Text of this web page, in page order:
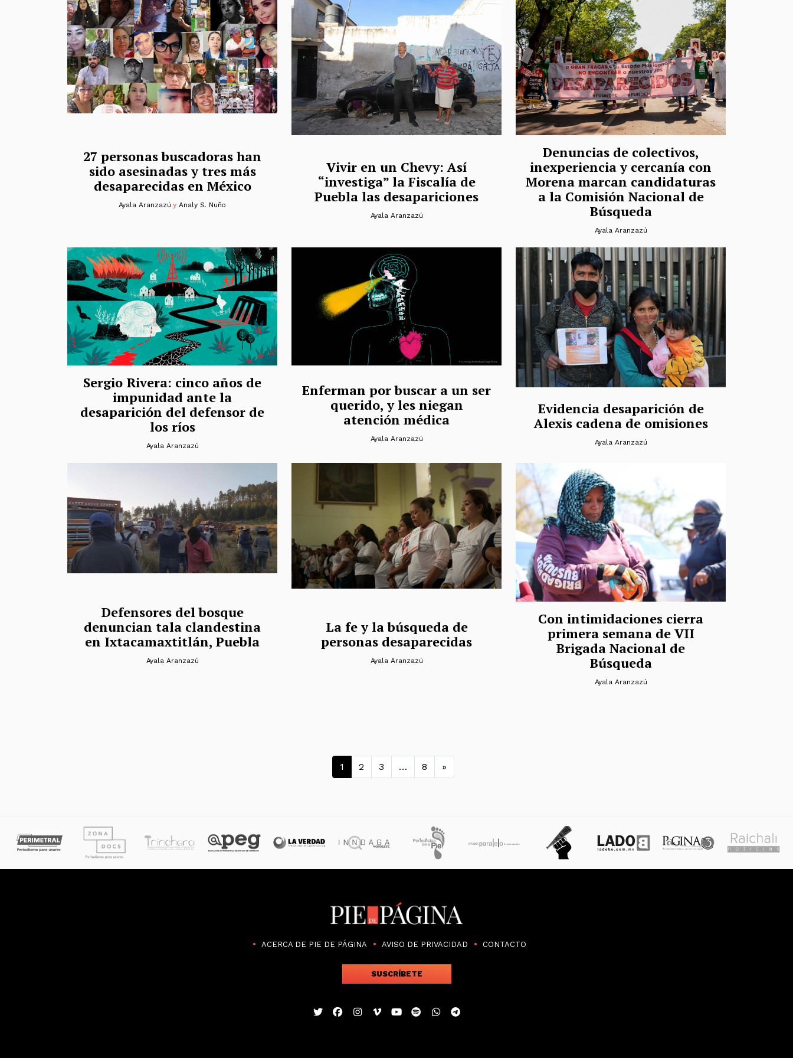
27 personas buscadoras han
sido asesinadas y tres más
desaparecidas en México
Ayala Aranzazú yAnaly S. Nuño
Vivir en un Chevy: Así
“investiga” la Fiscalía de
Puebla las desapariciones
Ayala Aranzazú
Denuncias de colectivos,
inexperiencia y cercanía con
Morena marcan candidaturas
a la Comisión Nacional de
Búsqueda
Ayala Aranzazú
Sergio Rivera: cinco años de
impunidad ante la
desaparición del defensor de
los ríos
Ayala Aranzazú
Enferman por buscar a un ser
querido, y les niegan
atención médica
Ayala Aranzazú
Evidencia desaparición de
Alexis cadena de omisiones
Ayala Aranzazú
Defensores del bosque
denuncian tala clandestina
en Ixtacamaxtitlán, Puebla
Ayala Aranzazú
La fe y la búsqueda de
personas desaparecidas
Ayala Aranzazú
Con intimidaciones cierra
primera semana de VII
Brigada Nacional de
Búsqueda
Ayala Aranzazú
Navegación de entradas
1 2 3 … 8 »
ACERCA DE PIE DE PÁGINA AVISO DE PRIVACIDAD CONTACTO
SUSCRÍBETE